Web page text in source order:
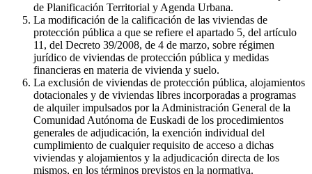
de Planificación Territorial y Agenda Urbana.
La modificación de la calificación de las viviendas de
protección pública a que se refiere el apartado 5, del artículo
11, del Decreto 39/2008, de 4 de marzo, sobre régimen
jurídico de viviendas de protección pública y medidas
financieras en materia de vivienda y suelo.
La exclusión de viviendas de protección pública, alojamientos
dotacionales y de viviendas libres incorporadas a programas
de alquiler impulsados por la Administración General de la
Comunidad Autónoma de Euskadi de los procedimientos
generales de adjudicación, la exención individual del
cumplimiento de cualquier requisito de acceso a dichas
viviendas y alojamientos y la adjudicación directa de los
mismos, en los términos previstos en la normativa.